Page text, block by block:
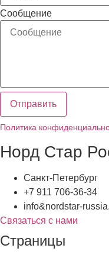
Сообщение
Отправить
Политика
Норд Стар
Санкт-Петербург
+7 911 706-36-34
info&nordstar-
Связаться с нами
Страницы